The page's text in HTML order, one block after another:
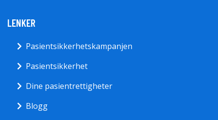
LENKER
Pasientsikkerhetskampanjen
Pasientsikkerhet
Dine pasientrettigheter
Blogg